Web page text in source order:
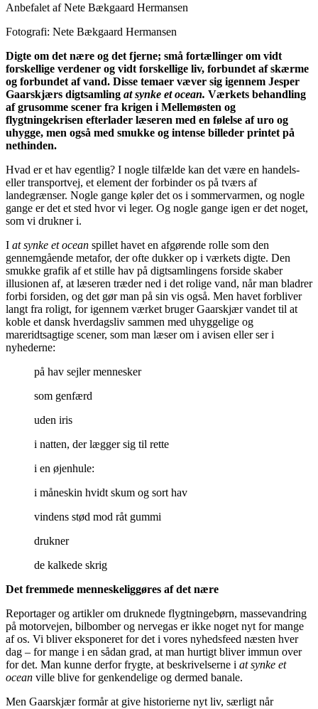
Anbefalet af Nete Bækgaard Hermansen
Fotografi: Nete Bækgaard Hermansen
Digte om det nære og det fjerne; små fortællinger om vidt
forskellige verdener og vidt forskellige liv, forbundet af skærme
og forbundet af vand. Disse temaer væver sig igennem Jesper
Gaarskjærs digtsamling at synke et ocean. Værkets behandling
af grusomme scener fra krigen i Mellemøsten og
flygtningekrisen efterlader læseren med en følelse af uro og
uhygge, men også med smukke og intense billeder printet på
nethinden.
Hvad er et hav egentlig? I nogle tilfælde kan det være en handels-
eller transportvej, et element der forbinder os på tværs af
landegrænser. Nogle gange køler det os i sommervarmen, og nogle
gange er det et sted hvor vi leger. Og nogle gange igen er det noget,
som vi drukner i.
I at synke et ocean spillet havet en afgørende rolle som den
gennemgående metafor, der ofte dukker op i værkets digte. Den
smukke grafik af et stille hav på digtsamlingens forside skaber
illusionen af, at læseren træder ned i det rolige vand, når man bladrer
forbi forsiden, og det gør man på sin vis også. Men havet forbliver
langt fra roligt, for igennem værket bruger Gaarskjær vandet til at
koble et dansk hverdagsliv sammen med uhyggelige og
mareridtsagtige scener, som man læser om i avisen eller ser i
nyhederne:
på hav sejler mennesker
som genfærd
uden iris
i natten, der lægger sig til rette
i en øjenhule:
i måneskin hvidt skum og sort hav
vindens stød mod råt gummi
drukner
de kalkede skrig
Det fremmede menneskeliggøres af det nære
Reportager og artikler om druknede flygtningebørn, massevandring
på motorvejen, bilbomber og nervegas er ikke noget nyt for mange
af os. Vi bliver eksponeret for det i vores nyhedsfeed næsten hver
dag – for mange i en sådan grad, at man hurtigt bliver immun over
for det. Man kunne derfor frygte, at beskrivelserne i at synke et
ocean ville blive for genkendelige og dermed banale.
Men Gaarskjær formår at give historierne nyt liv, særligt når